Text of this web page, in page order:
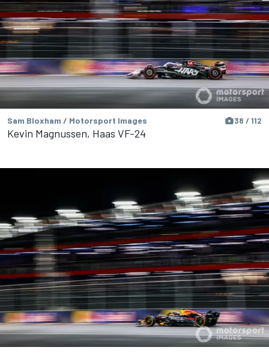
Sam Bloxham / Motorsport Images 38 / 112
Kevin Magnussen, Haas VF-24